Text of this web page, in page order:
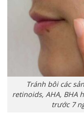
Tránh bôi các
retinoids, AHA, BHA
trước 7